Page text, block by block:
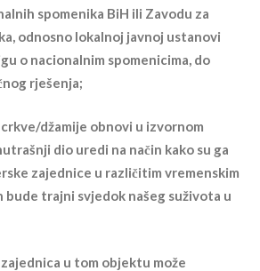
spomenika BiH ili Zavodu za
odnosno lokalnoj javnoj ustanovi
o nacionalnim spomenicima, do
rješenja;
džamije obnovi u izvornom
dio uredi na način kako su ga
zajednice u različitim vremenskim
bude trajni svjedok našeg suživota u
u tom objektu može